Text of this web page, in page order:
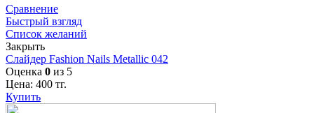
Сравнение
Быстрый взгляд
Список желаний
Закрыть
Слайдер Fashion Nails Metallic 042
Оценка 0 из 5
Цена: 400 тг.
Купить